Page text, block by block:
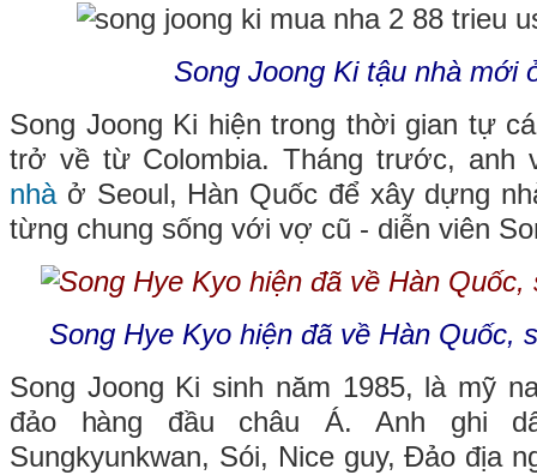
Song Joong Ki tậu nhà mới
Song Joong Ki hiện trong thời gian tự
trở về từ Colombia. Tháng trước, anh
nhàở Seoul, Hàn Quốc để xây dựng
từng chung sống với vợ cũ - diễn viên
Song Hye Kyo hiện đã về Hàn Quốc,
Song Joong Ki sinh năm 1985, là mỹ
đảo hàng đầu châu Á. Anh ghi
Sungkyunkwan, Sói, Nice guy, Đảo địa